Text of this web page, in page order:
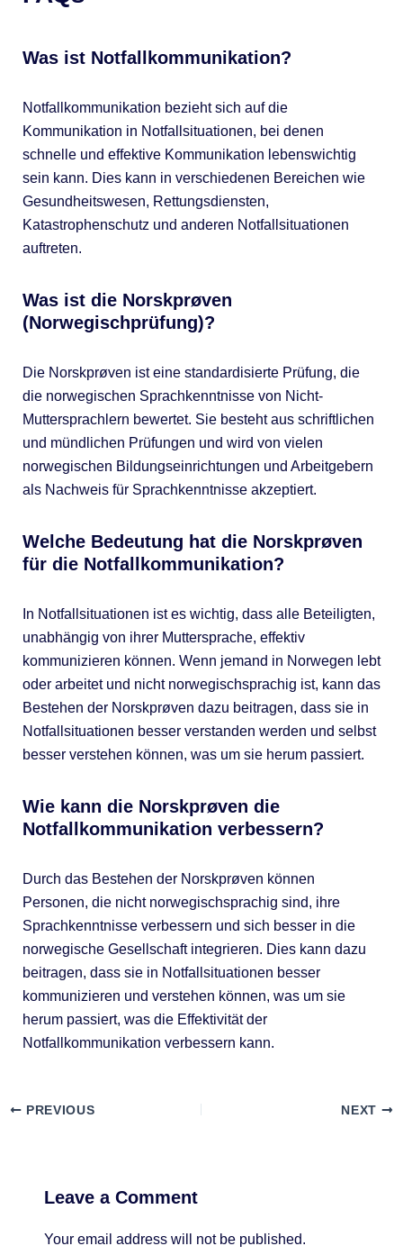
Was ist Notfallkommunikation?
Notfallkommunikation bezieht sich auf die
Kommunikation in Notfallsituationen, bei denen
schnelle und effektive Kommunikation lebenswichtig
sein kann. Dies kann in verschiedenen Bereichen wie
Gesundheitswesen, Rettungsdiensten,
Katastrophenschutz und anderen Notfallsituationen
auftreten.
Was ist die Norskprøven
(Norwegischprüfung)?
Die Norskprøven ist eine standardisierte Prüfung, die
die norwegischen Sprachkenntnisse von Nicht-
Muttersprachlern bewertet. Sie besteht aus schriftlichen
und mündlichen Prüfungen und wird von vielen
norwegischen Bildungseinrichtungen und Arbeitgebern
als Nachweis für Sprachkenntnisse akzeptiert.
Welche Bedeutung hat die Norskprøven
für die Notfallkommunikation?
In Notfallsituationen ist es wichtig, dass alle Beteiligten,
unabhängig von ihrer Muttersprache, effektiv
kommunizieren können. Wenn jemand in Norwegen lebt
oder arbeitet und nicht norwegischsprachig ist, kann das
Bestehen der Norskprøven dazu beitragen, dass sie in
Notfallsituationen besser verstanden werden und selbst
besser verstehen können, was um sie herum passiert.
Wie kann die Norskprøven die
Notfallkommunikation verbessern?
Durch das Bestehen der Norskprøven können
Personen, die nicht norwegischsprachig sind, ihre
Sprachkenntnisse verbessern und sich besser in die
norwegische Gesellschaft integrieren. Dies kann dazu
beitragen, dass sie in Notfallsituationen besser
kommunizieren und verstehen können, was um sie
herum passiert, was die Effektivität der
Notfallkommunikation verbessern kann.
PREVIOUS NEXT
Leave a Comment
Your email address will not be published.